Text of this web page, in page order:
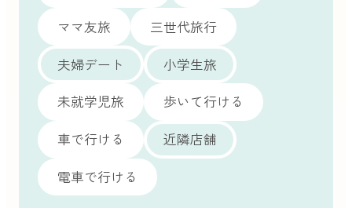
ママ友旅
三世代旅行
夫婦デート
小学生旅
未就学児旅
歩いて行ける
車で行ける
近隣店舗
電車で行ける